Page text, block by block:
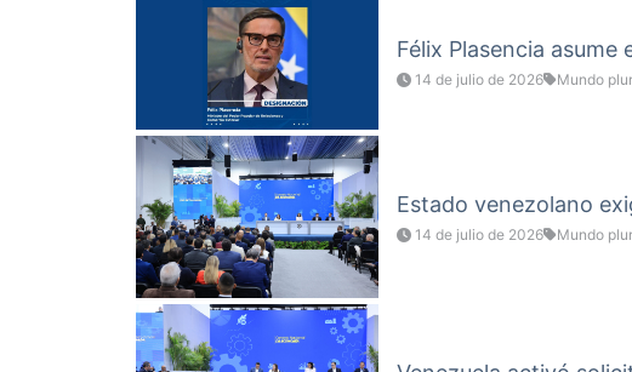
Félix Plasencia
14 de julio de 2026 Mundo
Estado venezolano
14 de julio de 2026 Mundo